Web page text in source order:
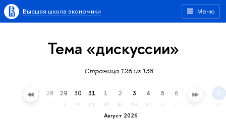
Меню
Высшая школа экономики
Тема «дискуссии»
Страница 126 из 138
27 28 29 30
чт
31
пт
Август 2026
1
сб
2
вс
3
пн
4
вт
5 6 7 9
вс